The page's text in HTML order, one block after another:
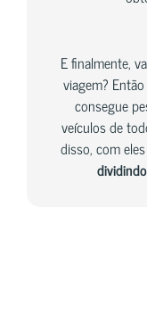
E finalmente,
viagem?
consegue
veículos de
disso, com